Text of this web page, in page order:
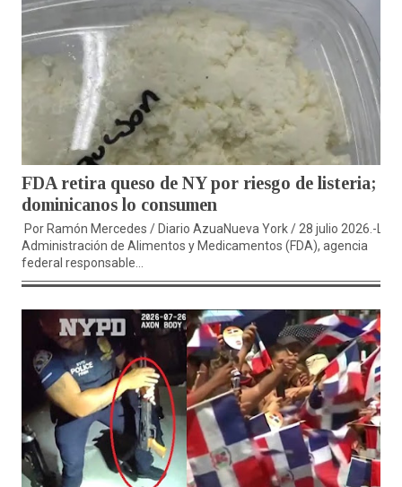
FDA retira queso de NY por riesgo de listeria;
dominicanos lo consumen
Por Ramón Mercedes / Diario AzuaNueva York / 28 julio 2026.-La
Administración de Alimentos y Medicamentos (FDA), agencia
federal responsable...